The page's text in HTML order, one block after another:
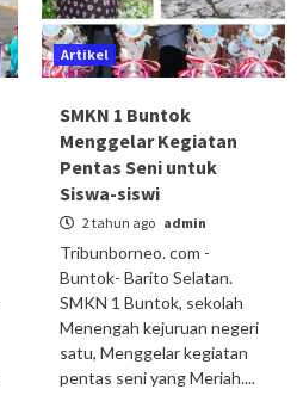
Artikel
SMKN 1 Buntok
Menggelar Kegiatan
Pentas Seni untuk
Siswa-siswi
2 tahun ago admin
Tribunborneo. com -
Buntok- Barito Selatan.
SMKN 1 Buntok, sekolah
Menengah kejuruan negeri
satu, Menggelar kegiatan
pentas seni yang Meriah....